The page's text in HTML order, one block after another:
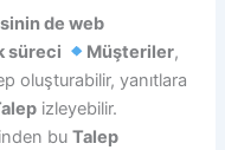
de web
süreci
Müşteriler,
oluşturabilir, yanıtlara
izleyebilir.
buTalep